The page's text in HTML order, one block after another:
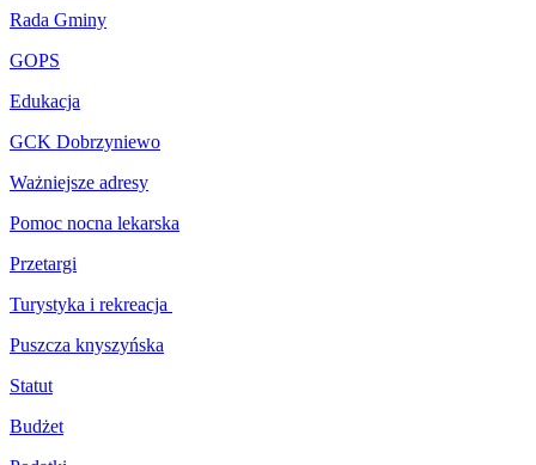
Rada Gminy
GOPS
Edukacja
GCK Dobrzyniewo
Ważniejsze adresy
Pomoc nocna lekarska
Przetargi
Turystyka i rekreacja
Puszcza knyszyńska
Statut
Budżet